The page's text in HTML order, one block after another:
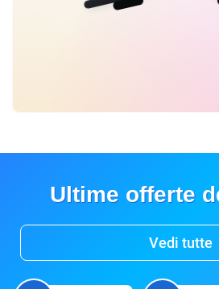
Ultime offerte
Vedi tutte